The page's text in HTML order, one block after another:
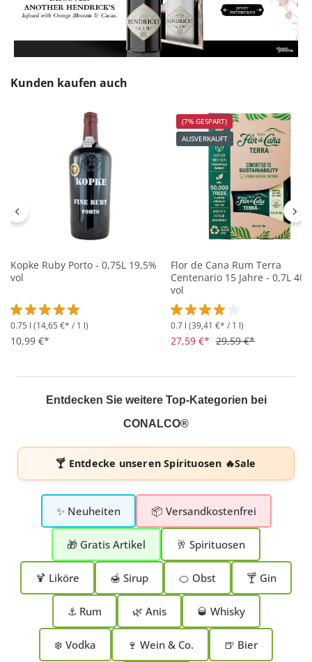
Produktgalerie überspringen
Kunden kaufen auch
Kopke Ruby Porto - 0,75L 19,5%
vol
Durchschnittliche Bewertung von 5 von 5 Sternen
0.75 l (14,65 €* / 1 l)
10,99 €*
(7% GESPART)
AUSVERKAUFT
Flor de Cana Rum Terra
Centenario 15 Jahre - 0,7L
vol
Durchschnittliche
0.7 l (39,41 €* / 1 l)
27,59 €* 29,59 €*
Entdecken Sie weitere Top-Kategorien bei
CONALCO®
🍸 Entdecke unserenSpirituosen 🔥Sale
✨ Neuheiten 📦 Versandkostenfrei
🎁 Gratis Artikel 🥂 Spirituosen
🍹 Liköre 🍯 Sirup 🍊 Obst 🍸 Gin
⚓ Rum 🌿 Anis 🥃 Whisky
❄️ Vodka 🍷 Wein & Co. 🍺 Bier